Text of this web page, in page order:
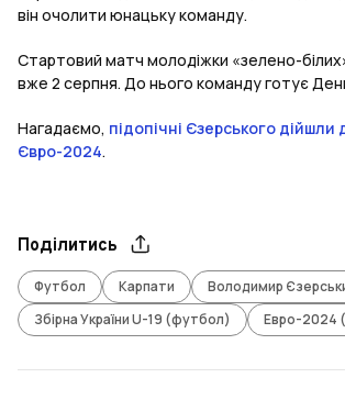
він очолити юнацьку команду.
Стартовий матч молодіжки «зелено-
вже 2 серпня. До нього команду готує
Нагадаємо, підопічні Єзерського дійшли
Євро-2024.
Поділитись
Футбол Карпати
Володимир
Збірна України U-19 (футбол)
Евро-2024